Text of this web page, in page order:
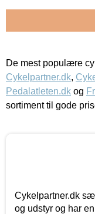
De mest populære
Cykelpartner.dk,
Pedalatleten.dk og
sortiment til gode
Cykelpartner.dk
og udstyr og har